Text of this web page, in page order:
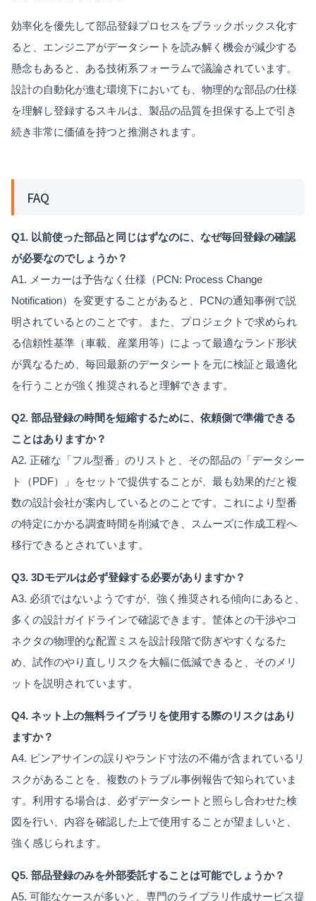
効率化を優先して部品登録プロセスをブラックボックス化す
ると、エンジニアがデータシートを読み解く機会が減少する
懸念もあると、ある技術系フォーラムで議論されています。
設計の自動化が進む環境下においても、物理的な部品の仕様
を理解し登録するスキルは、製品の品質を担保する上で引き
続き非常に価値を持つと推測されます。
FAQ
Q1. 以前使った部品と同じはずなのに、なぜ毎回登録の確認
が必要なのでしょうか？
A1. メーカーは予告なく仕様（PCN: Process Change
Notification）を変更することがあると、PCNの通知事例で説
明されているとのことです。また、プロジェクトで求められ
る信頼性基準（車載、産業用等）によって最適なランド形状
が異なるため、毎回最新のデータシートを元に検証と最適化
を行うことが強く推奨されると理解できます。
Q2. 部品登録の時間を短縮するために、依頼側で準備できる
ことはありますか？
A2. 正確な「フル型番」のリストと、その部品の「データシー
ト（PDF）」をセットで提供することが、最も効果的だと複
数の設計会社が案内しているとのことです。これにより型番
の特定にかかる調査時間を削減でき、スムーズに作成工程へ
移行できるとされています。
Q3. 3Dモデルは必ず登録する必要がありますか？
A3. 必須ではないようですが、強く推奨される傾向にあると、
多くの設計ガイドラインで確認できます。筐体との干渉やコ
ネクタの物理的な配置ミスを設計段階で防ぎやすくなるた
め、試作のやり直しリスクを大幅に低減できると、そのメリ
ットを説明されています。
Q4. ネット上の無料ライブラリを使用する際のリスクはあり
ますか？
A4. ピンアサインの誤りやランド寸法の不備が含まれているリ
スクがあることを、複数のトラブル事例報告で知られていま
す。利用する場合は、必ずデータシートと照らし合わせた検
図を行い、内容を確認した上で使用することが望ましいと、
強く感じられます。
Q5. 部品登録のみを外部委託することは可能でしょうか？
A5. 可能なケースが多いと、専門のライブラリ作成サービス提